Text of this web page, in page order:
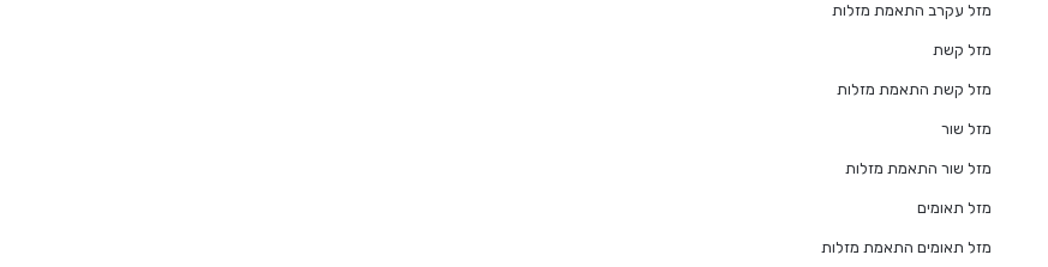
מזל עקרב התאמת מזלות
מזל קשת
מזל קשת התאמת מזלות
מזל שור
מזל שור התאמת מזלות
מזל תאומים
מזל תאומים התאמת מזלות